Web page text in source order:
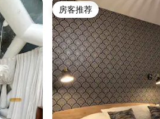
房客推荐
房客推荐